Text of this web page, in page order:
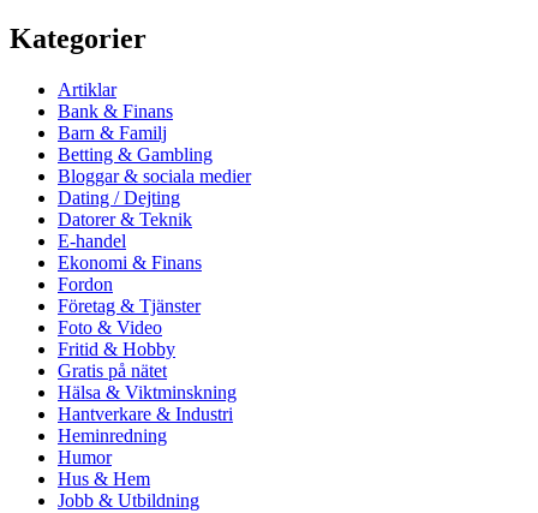
Kategorier
Artiklar
Bank & Finans
Barn & Familj
Betting & Gambling
Bloggar & sociala medier
Dating / Dejting
Datorer & Teknik
E-handel
Ekonomi & Finans
Fordon
Företag & Tjänster
Foto & Video
Fritid & Hobby
Gratis på nätet
Hälsa & Viktminskning
Hantverkare & Industri
Heminredning
Humor
Hus & Hem
Jobb & Utbildning